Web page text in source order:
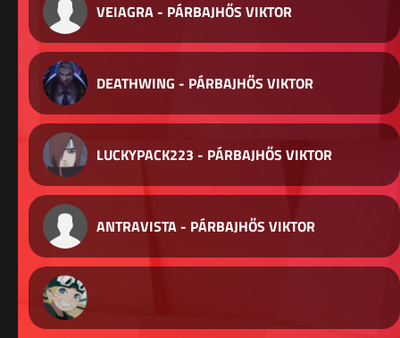
VEIAGRA - PÁRBAJHŐS VIKTOR
DEATHWING - PÁRBAJHŐS VIKTOR
LUCKYPACK223 - PÁRBAJHŐS VIKTOR
ANTRAVISTA - PÁRBAJHŐS VIKTOR